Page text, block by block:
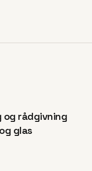
og rådgivning
glas